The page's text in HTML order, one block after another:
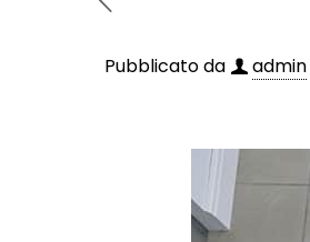
Pubblicato da admin